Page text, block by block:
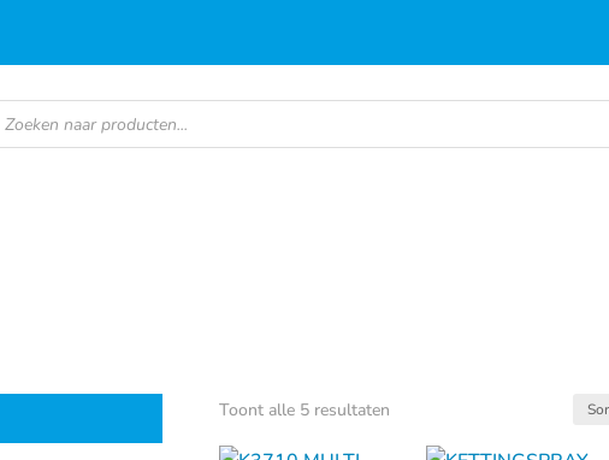
Toont alle 5 resultatenGesorteerd